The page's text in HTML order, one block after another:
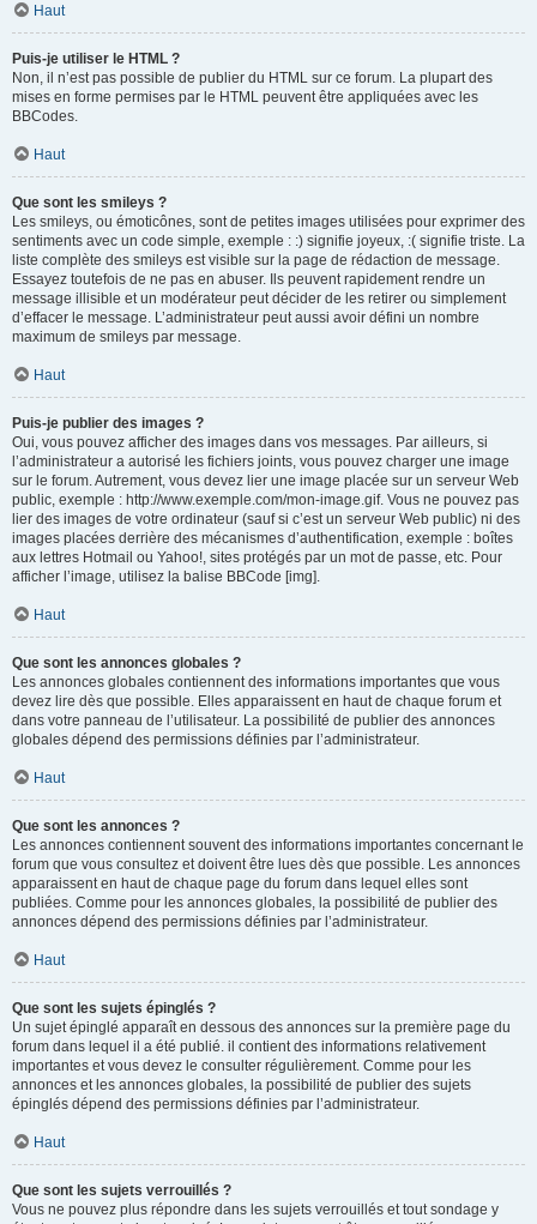
Haut
Puis-je utiliser le HTML ?
Non, il n’est pas possible de publier du HTML sur ce forum. La plupart des
mises en forme permises par le HTML peuvent être appliquées avec les
BBCodes.
Haut
Que sont les smileys ?
Les smileys, ou émoticônes, sont de petites images utilisées pour exprimer des
sentiments avec un code simple, exemple : :) signifie joyeux, :( signifie triste. La
liste complète des smileys est visible sur la page de rédaction de message.
Essayez toutefois de ne pas en abuser. Ils peuvent rapidement rendre un
message illisible et un modérateur peut décider de les retirer ou simplement
d’effacer le message. L’administrateur peut aussi avoir défini un nombre
maximum de smileys par message.
Haut
Puis-je publier des images ?
Oui, vous pouvez afficher des images dans vos messages. Par ailleurs, si
l’administrateur a autorisé les fichiers joints, vous pouvez charger une image
sur le forum. Autrement, vous devez lier une image placée sur un serveur Web
public, exemple : http://www.exemple.com/mon-image.gif. Vous ne pouvez pas
lier des images de votre ordinateur (sauf si c’est un serveur Web public) ni des
images placées derrière des mécanismes d’authentification, exemple : boîtes
aux lettres Hotmail ou Yahoo!, sites protégés par un mot de passe, etc. Pour
afficher l’image, utilisez la balise BBCode [img].
Haut
Que sont les annonces globales ?
Les annonces globales contiennent des informations importantes que vous
devez lire dès que possible. Elles apparaissent en haut de chaque forum et
dans votre panneau de l’utilisateur. La possibilité de publier des annonces
globales dépend des permissions définies par l’administrateur.
Haut
Que sont les annonces ?
Les annonces contiennent souvent des informations importantes concernant le
forum que vous consultez et doivent être lues dès que possible. Les annonces
apparaissent en haut de chaque page du forum dans lequel elles sont
publiées. Comme pour les annonces globales, la possibilité de publier des
annonces dépend des permissions définies par l’administrateur.
Haut
Que sont les sujets épinglés ?
Un sujet épinglé apparaît en dessous des annonces sur la première page du
forum dans lequel il a été publié. il contient des informations relativement
importantes et vous devez le consulter régulièrement. Comme pour les
annonces et les annonces globales, la possibilité de publier des sujets
épinglés dépend des permissions définies par l’administrateur.
Haut
Que sont les sujets verrouillés ?
Vous ne pouvez plus répondre dans les sujets verrouillés et tout sondage y